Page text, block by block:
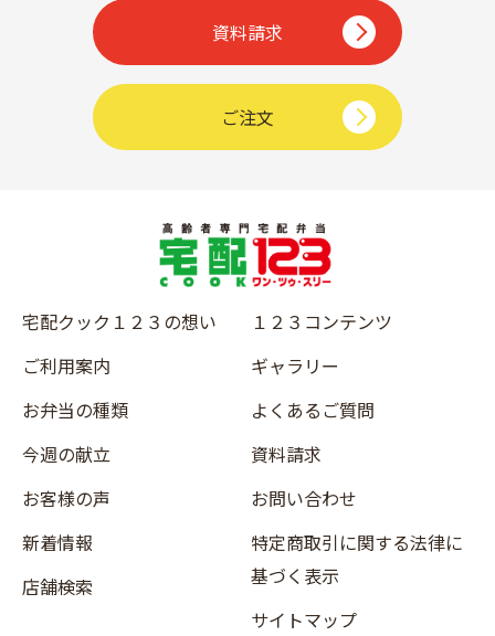
資料請求
ご注文
宅配クック１２３の想い
ご利用案内
お弁当の種類
今週の献立
お客様の声
新着情報
店舗検索
１２３コンテンツ
ギャラリー
よくあるご質問
資料請求
お問い合わせ
特定商取引に関する法律に
基づく表示
サイトマップ